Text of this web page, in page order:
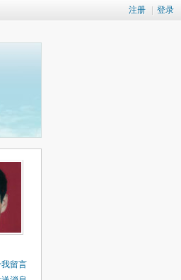
注册 登录
留言